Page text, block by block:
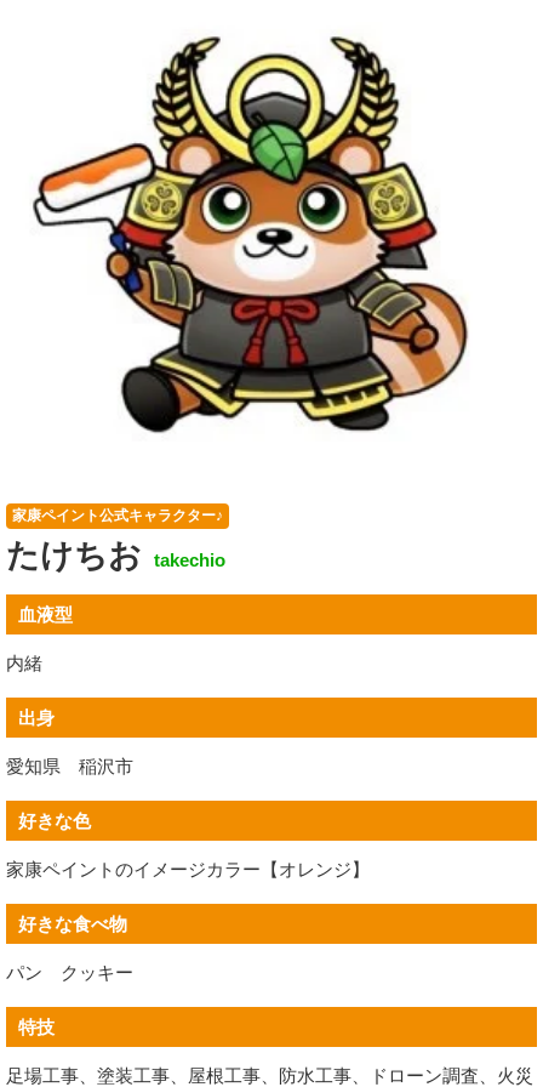
家康ペイント公式キャラクター♪
たけちお takechio
血液型
内緒
出身
愛知県 稲沢市
好きな色
家康ペイントのイメージカラー【オレンジ】
好きな食べ物
パン クッキー
特技
足場工事、塗装工事、屋根工事、防水工事、ドローン調査、火災